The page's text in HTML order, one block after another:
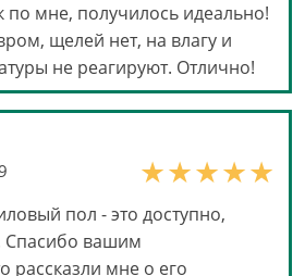
по мне, получилось идеально!
щелей нет, на влагу и
не реагируют. Отлично!
пол - это доступно,
Спасибо вашим
рассказли мне о его